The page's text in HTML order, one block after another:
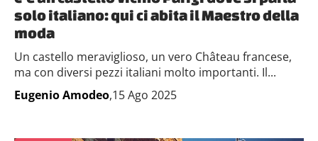
solo italiano: qui ci abita il Maestro della
moda
Un castello meraviglioso, un vero Château francese,
ma con diversi pezzi italiani molto importanti. Il...
Eugenio Amodeo,15 Ago 2025